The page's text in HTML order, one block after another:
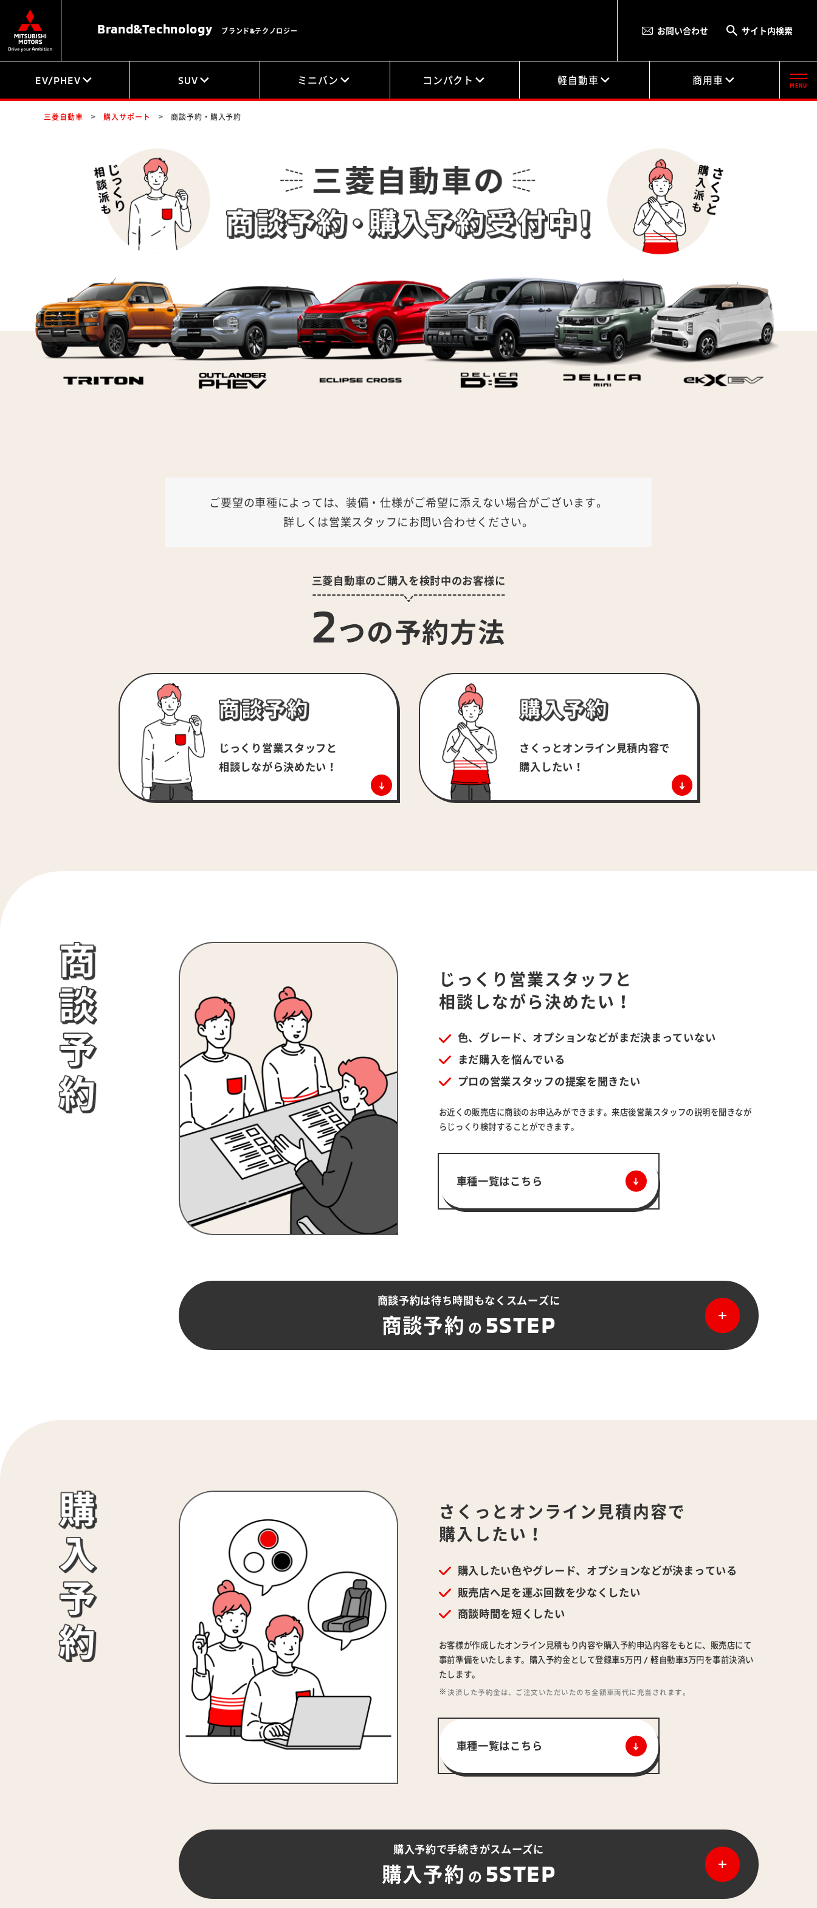
Brand&Technology ブランド&テクノロジー お問い合わせ サイト内検索
EV/PHEV SUV ミニバン コンパクト 軽自動車 商用車
三菱自動車 購入サポート 商談予約・購入予約
ご要望の車種によっては、装備・仕様がご希望に添えない場合がございます。
詳しくは営業スタッフにお問い合わせください。
三菱自動車のご購入を検討中のお客様に
2つの予約方法
じっくり営業スタッフと
相談しながら決めたい！
さくっとオンライン 見積内容で
購入したい！
じっくり営業スタッフと
相談しながら決めたい！
色、グレード、オプションなどがまだ決まっていない
まだ購入を悩んでいる
プロの営業スタッフの提案を聞きたい
お近くの販売店に商談のお申込みができます。来店後営業スタッフの説明を聞きなが
らじっくり検討することができます。
車種一覧はこちら
商談予約は待ち時間もなくスムーズに
商談予約 の 5STEP
さくっとオンライン 見積内容で
購入したい！
購入したい色やグレード、オプションなどが決まっている
販売店へ足を運ぶ回数を少なくしたい
商談時間を短くしたい
お客様が作成したオンライン見積もり内容や購入予約申込内容をもとに、販売店にて
事前準備をいたします。購入予約金として登録車5万円 / 軽自動車3万円を事前決済い
たします。
決済した予約金は、ご注文いただいたのち全額車両代に充当されます。
車種一覧はこちら
購入予約で手続きがスムーズに
購入予約 の 5STEP